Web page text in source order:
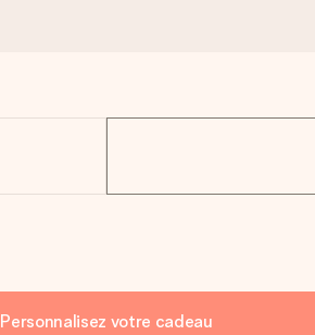
Personnalisez votre cadeau